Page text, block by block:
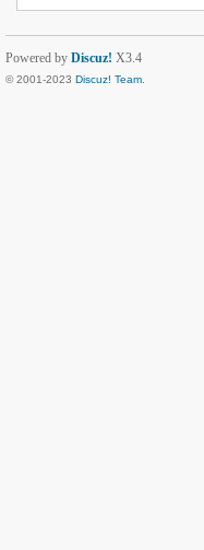
Powered by Discuz! X3.4
© 2001-2023 Discuz! Team